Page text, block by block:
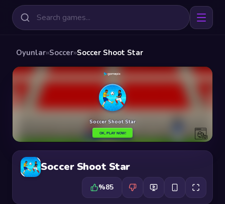
Oyunlar»Soccer»Soccer Shoot Star
Soccer Shoot Star
%85